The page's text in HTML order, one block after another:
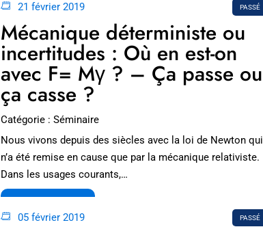
21 février 2019 PASSÉ
Mécanique déterministe ou
incertitudes : Où en est-on
avec F= Mγ ? – Ça passe ou
ça casse ?
Catégorie : Séminaire
Nous vivons depuis des siècles avec la loi de Newton qui
n’a été remise en cause que par la mécanique relativiste.
Dans les usages courants,…
05 février 2019 PASSÉ